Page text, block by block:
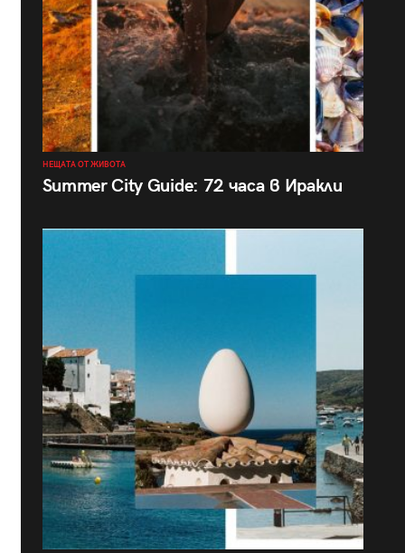
НЕЩАТА ОТ ЖИВОТА
Summer City Guide: 72 часа в Иракли